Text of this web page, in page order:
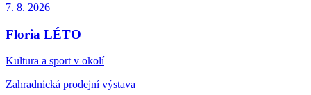
7. 8. 2026
Floria LÉTO
Kultura a sport v okolí
Zahradnická prodejní výstava